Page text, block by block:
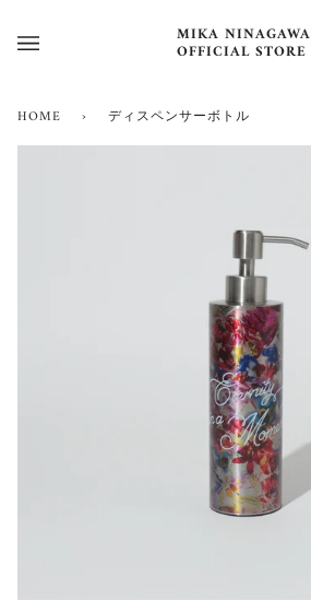
MIKA NINAGAWA
OFFICIAL STORE
HOME › ディスペンサーボトル